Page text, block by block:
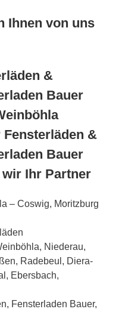
Ihnen von uns
&
Bauer
&
Bauer
Ihr Partner
– Coswig, Moritzburg
Niederau,
Radebeul, Diera-
Ebersbach,
Fensterladen Bauer,